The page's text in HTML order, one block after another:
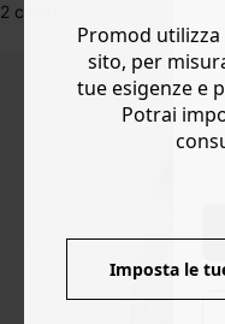
2 colori
Promod
sito, per
tue esigenze e
Potrai
Imposta le